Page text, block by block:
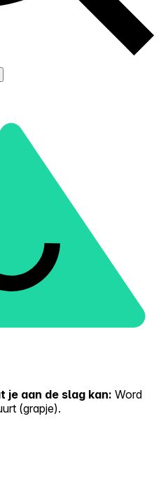
je aan de slag kan: Word
(grapje).